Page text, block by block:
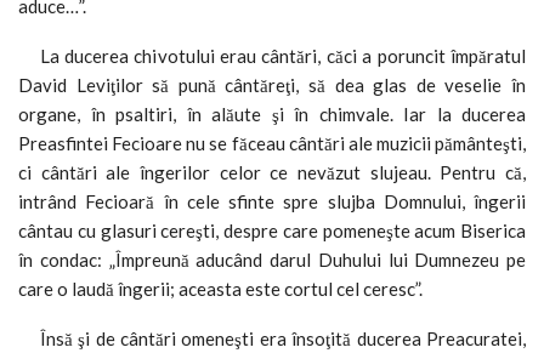
aduce…”.
La ducerea chivotului erau cântări, căci a poruncit împăratul
David Leviţilor să pună cântăreţi, să dea glas de veselie în
organe, în psaltiri, în alăute şi în chimvale. Iar la ducerea
Preasfintei Fecioare nu se făceau cântări ale muzicii pământeşti,
ci cântări ale îngerilor celor ce nevăzut slujeau. Pentru că,
intrând Fecioară în cele sfinte spre slujba Domnului, îngerii
cântau cu glasuri cereşti, despre care pomeneşte acum Biserica
în condac: „Împreună aducând darul Duhului lui Dumnezeu pe
care o laudă îngerii; aceasta este cortul cel ceresc”.
Însă şi de cântări omeneşti era însoţită ducerea Preacuratei,